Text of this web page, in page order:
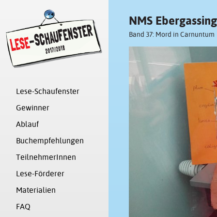
Lese-Schaufenster
Gewinner
Ablauf
Buchempfehlungen
TeilnehmerInnen
Lese-Förderer
Materialien
FAQ
NMS Ebergassing
Band 37: Mord in Carnuntum